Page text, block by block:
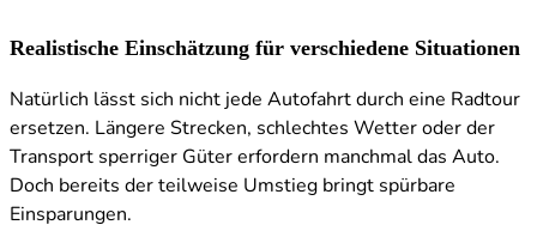
Realistische Einschätzung für verschiedene Situationen
Natürlich lässt sich nicht jede Autofahrt durch eine Radtour
ersetzen. Längere Strecken, schlechtes Wetter oder der
Transport sperriger Güter erfordern manchmal das Auto.
Doch bereits der teilweise Umstieg bringt spürbare
Einsparungen.